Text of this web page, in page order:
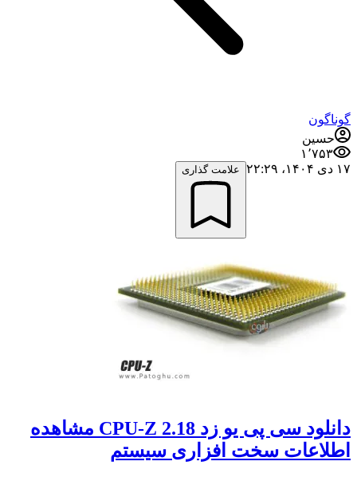
گوناگون
حسین
۱٬۷۵۳
۱۷ دی ۱۴۰۴،‏ ۲۲:۲۹
علامت گذاری
دانلود سی پی یو زد CPU-Z 2.18 مشاهده
اطلاعات سخت افزاری سیستم